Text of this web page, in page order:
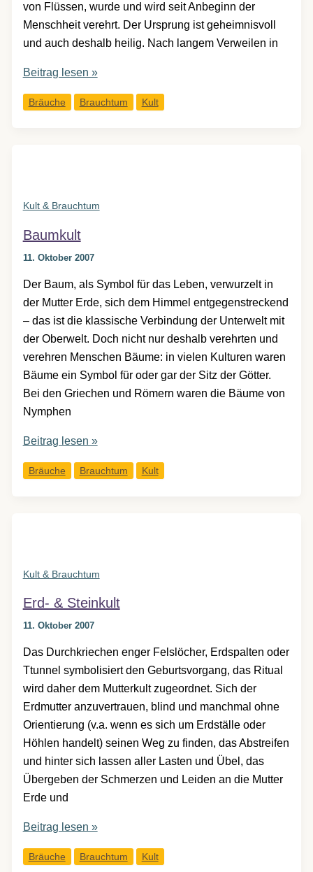
von Flüssen, wurde und wird seit Anbeginn der
Menschheit verehrt. Der Ursprung ist geheimnisvoll
und auch deshalb heilig. Nach langem Verweilen in
Wasserkult
Beitrag lesen »
Bräuche Brauchtum Kult
Kult & Brauchtum
Baumkult
11. Oktober 2007
Der Baum, als Symbol für das Leben, verwurzelt in
der Mutter Erde, sich dem Himmel entgegenstreckend
– das ist die klassische Verbindung der Unterwelt mit
der Oberwelt. Doch nicht nur deshalb verehrten und
verehren Menschen Bäume: in vielen Kulturen waren
Bäume ein Symbol für oder gar der Sitz der Götter.
Bei den Griechen und Römern waren die Bäume von
Nymphen
Baumkult
Beitrag lesen »
Bräuche Brauchtum Kult
Kult & Brauchtum
Erd- & Steinkult
11. Oktober 2007
Das Durchkriechen enger Felslöcher, Erdspalten oder
Ttunnel symbolisiert den Geburtsvorgang, das Ritual
wird daher dem Mutterkult zugeordnet. Sich der
Erdmutter anzuvertrauen, blind und manchmal ohne
Orientierung (v.a. wenn es sich um Erdställe oder
Höhlen handelt) seinen Weg zu finden, das Abstreifen
und hinter sich lassen aller Lasten und Übel, das
Übergeben der Schmerzen und Leiden an die Mutter
Erde und
Erd-
Steinkult
Beitrag lesen »
Bräuche Brauchtum Kult